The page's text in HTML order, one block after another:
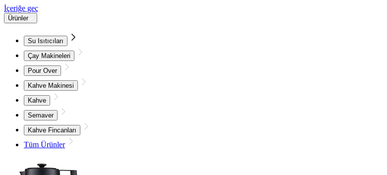
İçeriğe geç
Ürünler
Su Isıtıcıları
Çay Makineleri
Pour Over
Kahve Makinesi
Kahve
Semaver
Kahve Fincanları
Tüm Ürünler